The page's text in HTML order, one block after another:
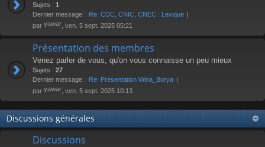
Sujets : 1
Dernier message : Re: CDC, CNIC, CNEC : Lexique
par yawar , ven. 5 sept. 2025 05:21
Présentation des membres
Venez parler de vous, qu'on vous connaisse un peu mieux
Sujets : 27
Dernier message : Re: Présentation Wina_Borya
par yawar , ven. 5 sept. 2025 10:13
Discussions générales
Discussions